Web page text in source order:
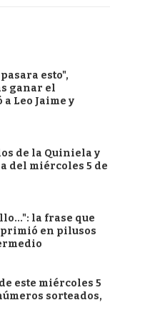
esto",
ganar el
Leo Jaime y
de la Quiniela y
del miércoles 5 de
la frase que
en pilusos
este miércoles 5
sorteados,